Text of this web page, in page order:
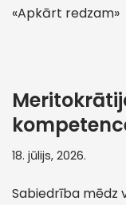
«Apkārt redzam»
18. jūlijs, 2026.
Sabiedrība mēdz